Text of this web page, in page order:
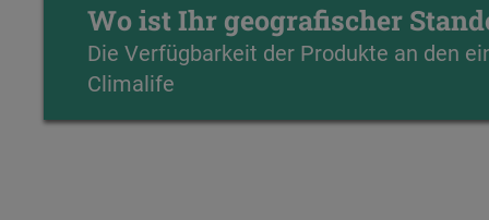
Wo ist Ihr geografischer
Die Verfügbarkeit der Produkte an den
Climalife